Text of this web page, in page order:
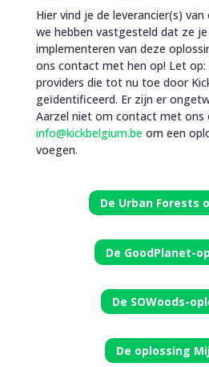
Hier vind je de leverancier(s)
we hebben vastgesteld dat ze
implementeren van deze
ons contact met hen op! Let
providers die tot nu toe door
geïdentificeerd. Er zijn er
Aarzel niet om contact met ons
info@kickbelgium.beom een
voegen.
De Urban Forests
De GoodPlanet-
De SOWoods-
De oplossing